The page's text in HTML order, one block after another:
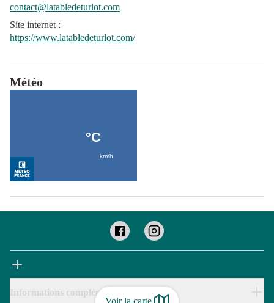
Voir la carte
contact@latabledeturlot.com
Site internet :
https://www.latabledeturlot.com/
Météo
Informations complémentaires